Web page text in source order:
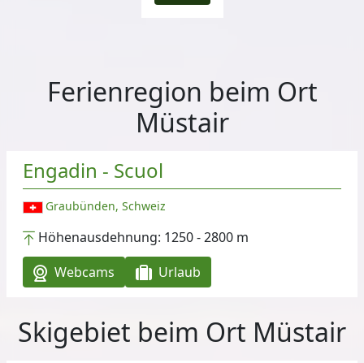
Ferienregion beim Ort
Müstair
Engadin - Scuol
Graubünden, Schweiz
Höhenausdehnung: 1250 - 2800 m
Webcams
Urlaub
Skigebiet beim Ort Müstair